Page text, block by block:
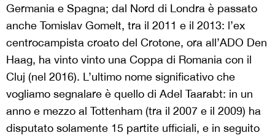
Germania e Spagna; dal Nord di Londra è passato
anche Tomislav Gomelt, tra il 2011 e il 2013: l’ex
centrocampista croato del Crotone, ora all’ADO Den
Haag, ha vinto vinto una Coppa di Romania con il
Cluj (nel 2016). L’ultimo nome significativo che
vogliamo segnalare è quello di Adel Taarabt: in un
anno e mezzo al Tottenham (tra il 2007 e il 2009) ha
disputato solamente 15 partite ufficiali, e in seguito